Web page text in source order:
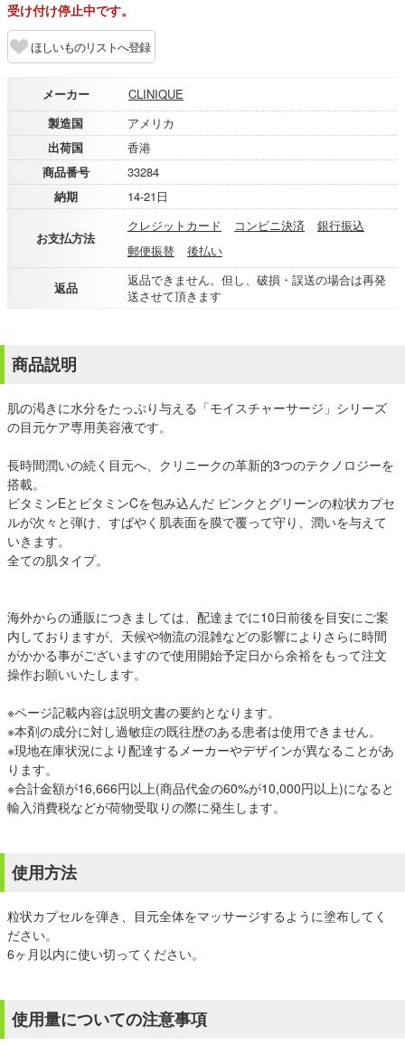
受け付け停止中です。
ほしいものリストへ登録
メーカー
CLINIQUE
製造国
アメリカ
出荷国
香港
商品番号
33284
納期
14-21日
お支払方法
クレジットカード コンビニ決済
銀行振込
郵便振替
後払い
返品
返品できません。但し、破損・誤送の場合は再発
送させて頂きます
商品説明
肌の渇きに水分をたっぷり与える「モイスチャーサージ」シリーズ
の目元ケア専用美容液です。
長時間潤いの続く目元へ、クリニークの革新的3つのテクノロジーを
搭載。
ビタミンEとビタミンCを包み込んだ ピンクとグリーンの粒状カプセ
ルが次々と弾け、すばやく肌表面を膜で覆って守り、潤いを与えて
いきます。
全ての肌タイプ。
海外からの通販につきましては、配達までに10日前後を目安にご案
内しておりますが、天候や物流の混雑などの影響によりさらに時間
がかかる事がございますので使用開始予定日から余裕をもって注文
操作お願いいたします。
※ページ記載内容は説明文書の要約となります。
※本剤の成分に対し過敏症の既往歴のある患者は使用できません。
※現地在庫状況により配達するメーカーやデザインが異なることがあ
ります。
※合計金額が16,666円以上(商品代金の60%が10,000円以上)になると
輸入消費税などが荷物受取りの際に発生します。
使用方法
粒状カプセルを弾き、目元全体をマッサージするように塗布してく
ださい。
6ヶ月以内に使い切ってください。
使用量についての注意事項